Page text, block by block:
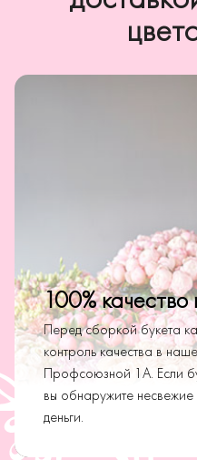
100% качество
Перед сборкой букета
контроль качества в
Профсоюзной 1А. Если
вы обнаружите
деньги.